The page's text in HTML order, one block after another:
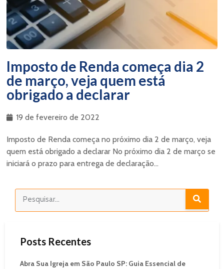
Imposto de Renda começa dia 2
de março, veja quem está
obrigado a declarar
19 de fevereiro de 2022
Imposto de Renda começa no próximo dia 2 de março, veja
quem está obrigado a declarar No próximo dia 2 de março se
iniciará o prazo para entrega de declaração...
Posts Recentes
Abra Sua Igreja em São Paulo SP: Guia Essencial de